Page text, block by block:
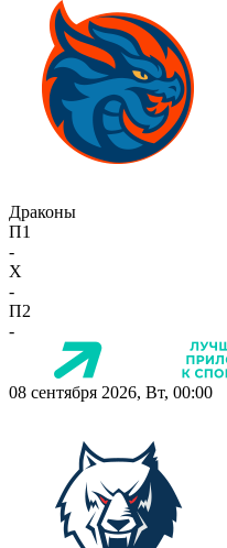
Драконы
П1
-
X
-
П2
-
08 сентября 2026, Вт, 00:00